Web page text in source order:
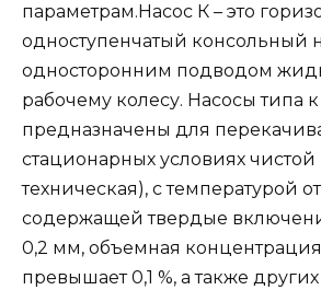
параметрам.Насос К – это
одноступенчатый консольный
односторонним подводом
рабочему колесу. Насосы типа к
предназначены для
стационарных условиях
техническая), с температурой
содержащей твердые
0,2 мм, объемная
превышает 0,1 %, а также